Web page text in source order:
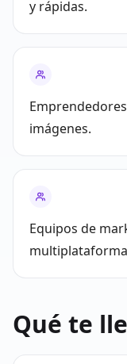
y rápidas.
imágenes.
Equipos de
Qué te